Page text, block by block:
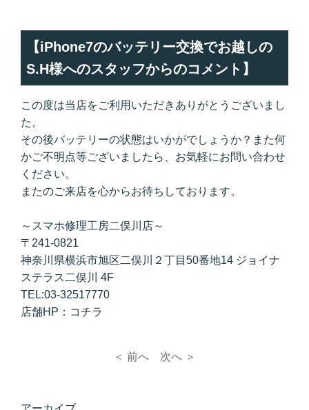
【iPhone7のバッテリー交換でお越しの
S.H様へのスタッフからのコメント】
この度は当店をご利用いただきありがとうございまし
た。
その後バッテリーの状態はいかがでしょうか？また何
かご不明点等ございましたら、お気軽にお問い合わせ
ください。
またのご来店を心からお待ちしております。
～スマホ修理工房二俣川店～
〒241-0821
神奈川県横浜市旭区二俣川２丁目50番地14 ジョイナ
ステラス二俣川 4F
TEL:03-32517770
店舗HP： コチラ
＜ 前へ 次へ ＞